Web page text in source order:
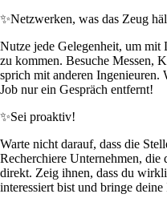
✨Netzwerken, was das Zeug
Nutze jede Gelegenheit, um mit
zu kommen. Besuche Messen,
sprich mit anderen Ingenieuren.
Job nur ein Gespräch entfernt!
✨Sei proaktiv!
Warte nicht darauf, dass die
Recherchiere Unternehmen, die
direkt. Zeig ihnen, dass du
interessiert bist und bringe deine